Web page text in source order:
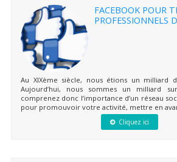
FACEBOOK POUR
PROFESSIONNELS
Au XIXème siècle, nous étions un milliard
Aujourd’hui, nous sommes un milliard
comprenez donc l’importance d’un réseau
pour promouvoir votre activité, mettre en
Cliquez ici